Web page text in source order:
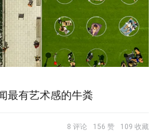
最有艺术感的牛粪
8 评论 156 赞 109 收藏